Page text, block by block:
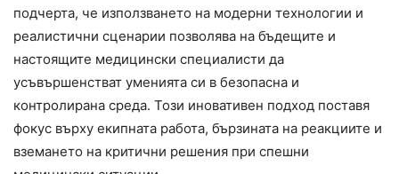
подчерта, че използването на модерни технологии и
реалистични сценарии позволява на бъдещите и
настоящите медицински специалисти да
усъвършенстват уменията си в безопасна и
контролирана среда. Този иновативен подход поставя
фокус върху екипната работа, бързината на реакциите и
вземането на критични решения при спешни